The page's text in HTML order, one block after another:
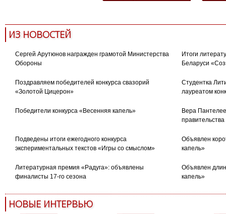
ИЗ НОВОСТЕЙ
Сергей Арутюнов награжден грамотой Министерства
Обороны
Итоги
Беларуси
Поздравляем победителей конкурса свазорий
«Золотой Цицерон»
Студентка
лауреатом
Победители конкурса «Весенняя капель»
Вера
Подведены итоги ежегодного конкурса
экспериментальных текстов «Игры со смыслом»
Объявлен
капель»
Литературная премия «Радуга»: объявлены
финалисты 17-го сезона
Объявлен
капель»
НОВЫЕ ИНТЕРВЬЮ